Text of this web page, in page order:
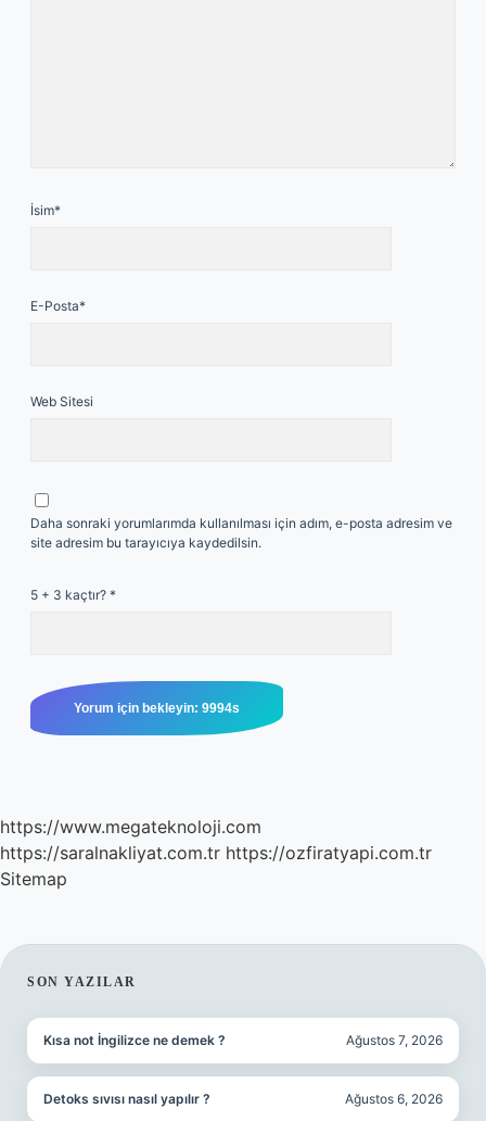
İsim*
E-Posta*
Web Sitesi
Daha sonraki yorumlarımda kullanılması için adım, e-posta adresim ve
site adresim bu tarayıcıya kaydedilsin.
5 + 3 kaçtır? *
https://www.megateknoloji.com
https://saralnakliyat.com.tr https://ozfiratyapi.com.tr
Sitemap
SIDEBAR
SON YAZILAR
Kısa not İngilizce ne demek ? Ağustos 7, 2026
Detoks sıvısı nasıl yapılır ? Ağustos 6, 2026